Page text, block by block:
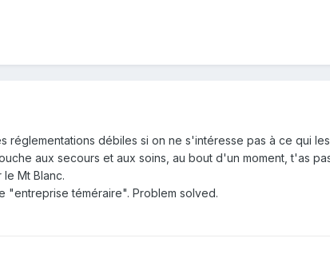
réglementations débiles si on ne s'intéresse pas à ce qui
aux secours et aux soins, au bout d'un moment, t'as
Mt Blanc.
"entreprise téméraire". Problem solved.